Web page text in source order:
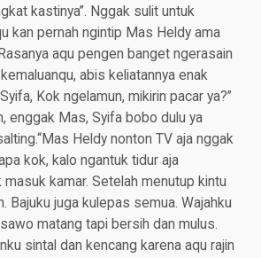
kastinya”. Nggak sulit untuk
kan pernah ngintip Mas Heldy ama
aqu pengen banget ngerasain
abis keliatannya enak
Kok ngelamun, mikirin pacar ya?”
enggak Mas, Syifa bobo dulu ya
Heldy nonton TV aja nggak
kok, kalo ngantuk tidur aja
masuk kamar. Setelah menutup kintu
Bajuku juga kulepas semua. Wajahku
matang tapi bersih dan mulus.
sintal dan kencang karena aqu rajin